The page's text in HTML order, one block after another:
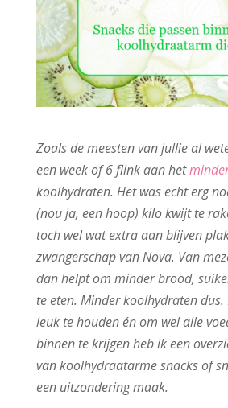
Zoals de meesten van jullie al
een week of 6 flink aan het
koolhydraten. Het was echt erg
(nou ja, een hoop) kilo kwijt te
toch wel wat extra aan blijven
zwangerschap van Nova. Van
dan helpt om minder brood,
te eten. Minder koolhydraten
leuk te houden én om wel alle
binnen te krijgen heb ik een
van koolhydraatarme snacks of
een uitzondering maak.